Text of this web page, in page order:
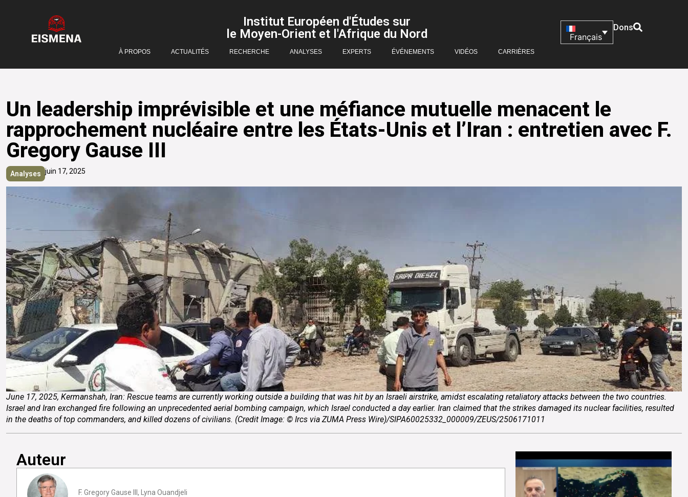
Institut Européen d'Études sur
le Moyen-Orient et l'Afrique du Nord
À PROPOS ACTUALITÉS RECHERCHE ANALYSES EXPERTS ÉVÉNEMENTS VIDÉOS CARRIÈRES
Français
Dons
Un leadership imprévisible et une méfiance mutuelle menacent le
rapprochement nucléaire entre les États-Unis et l’Iran : entretien avec F.
Gregory Gause III
Analyses juin 17, 2025
June 17, 2025, Kermanshah, Iran: Rescue teams are currently working outside a building that was hit by an Israeli airstrike, amidst escalating retaliatory attacks between the two countries.
Israel and Iran exchanged fire following an unprecedented aerial bombing campaign, which Israel conducted a day earlier. Iran claimed that the strikes damaged its nuclear facilities, resulted
in the deaths of top commanders, and killed dozens of civilians. (Credit Image: © Ircs via ZUMA Press Wire)/SIPA60025332_000009/ZEUS/2506171011
Auteur
F. Gregory Gause III, Lyna Ouandjeli